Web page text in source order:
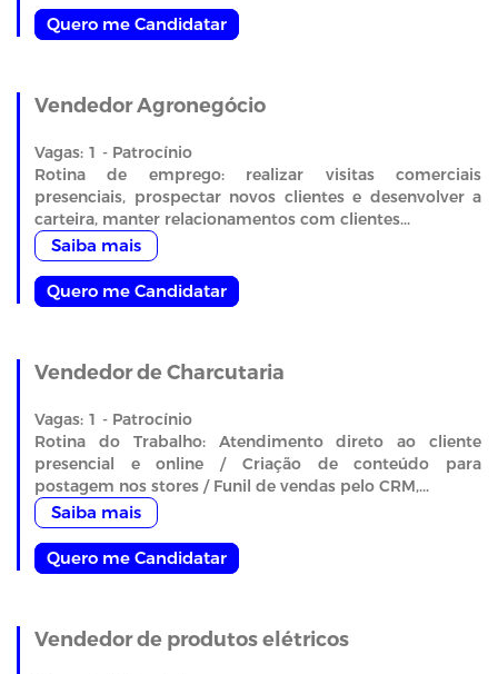
Quero me Candidatar
Vendedor Agronegócio
Vagas: 1 - Patrocínio
Rotina de emprego: realizar visitas comerciais
presenciais, prospectar novos clientes e desenvolver a
carteira, manter relacionamentos com clientes...
Saiba mais
Quero me Candidatar
Vendedor de Charcutaria
Vagas: 1 - Patrocínio
Rotina do Trabalho: Atendimento direto ao cliente
presencial e online / Criação de conteúdo para
postagem nos stores / Funil de vendas pelo CRM,...
Saiba mais
Quero me Candidatar
Vendedor de produtos elétricos